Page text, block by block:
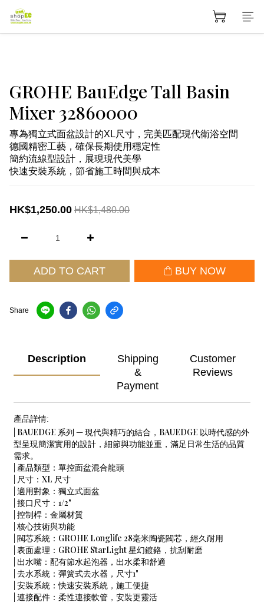
GROHE BauEdge Tall Basin
Mixer 32860000
專為獨立式面盆設計的XL尺寸，完美匹配現代衛浴空間
德國精密工藝，確保長期使用穩定性
簡約流線型設計，展現現代美學
快速安裝系統，節省施工時間與成本
HK$1,250.00 HK$1,480.00
ADD TO CART BUY NOW
Share
Description
Shipping
&
Payment
Customer
Reviews
產品詳情:
| BAUEDGE 系列 — 現代與精巧的結合，BAUEDGE 以時代感的外
型呈現簡潔實用的設計，細節與功能並重，滿足日常生活的品質
需求。
| 產品類型：單控面盆混合龍頭
| 尺寸：XL 尺寸
| 適用對象：獨立式面盆
| 接口尺寸：1/2"
| 控制桿：金屬材質
| 核心技術與功能
| 閥芯系統：GROHE Longlife 28毫米陶瓷閥芯，經久耐用
| 表面處理：GROHE StarLight 星幻鍍鉻，抗刮耐磨
| 出水嘴：配有節水起泡器，出水柔和舒適
| 去水系統：彈簧式去水器，尺寸1"
| 安裝系統：快速安裝系統，施工便捷
| 連接配件：柔性連接軟管，安裝更靈活